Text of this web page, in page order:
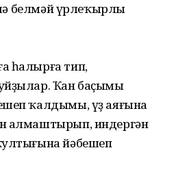
белмәй үрлеҡырлы
һалырға тип,
Ҡан баҫымы
ҡалдымы, үҙ аяғына
алмаштырып, индергән
йәбешеп